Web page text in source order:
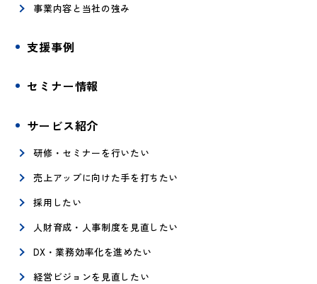
事業内容と当社の強み
支援事例
セミナー情報
サービス紹介
研修・セミナーを行いたい
売上アップに向けた手を打ちたい
採用したい
人財育成・人事制度を見直したい
DX・業務効率化を進めたい
経営ビジョンを見直したい